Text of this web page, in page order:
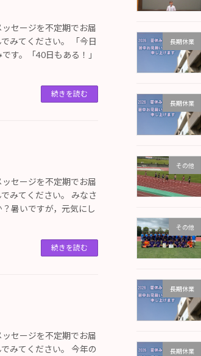
セージを不定期でお届
みてください。 「今日
す。「40日もある！」
続きを読む
セージを不定期でお届
みてください。 みなさ
暑いですが，元気にし
続きを読む
セージを不定期でお届
みてください。 今年の
長期休業
長期休業
その他
その他
長期休業
長期休業